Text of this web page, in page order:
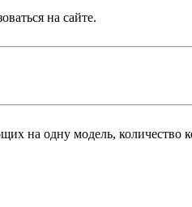
на сайте.
на одну модель, количество